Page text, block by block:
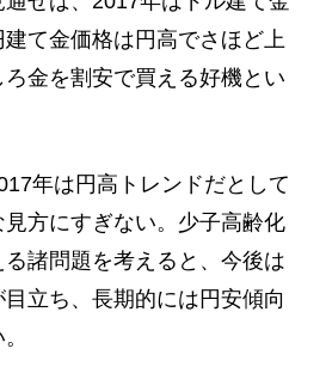
て金価格は円高でさほど上
金を割安で買える好機とい
年は円高トレンドだとして
方にすぎない。少子高齢化
諸問題を考えると、今後は
立ち、長期的には円安傾向